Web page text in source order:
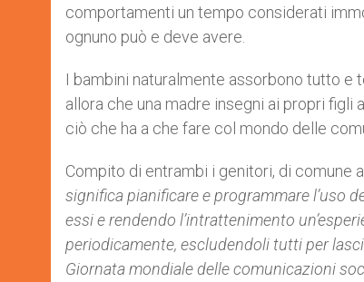
comportamenti un tempo considerati
ognuno può e deve avere.
I bambini naturalmente assorbono tutto e
allora che una madre insegni ai propri
ciò che ha a che fare col mondo delle
Compito di entrambi i genitori, di comune
significa pianificare e programmare l’uso
essi e rendendo l’intrattenimento
periodicamente, escludendoli tutti per
Giornata mondiale delle comunicazioni